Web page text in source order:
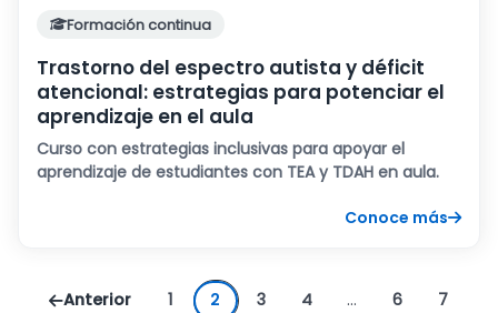
Formación continua
Trastorno del espectro autista y déficit
atencional: estrategias para potenciar el
aprendizaje en el aula
Curso con estrategias inclusivas para apoyar el
aprendizaje de estudiantes con TEA y TDAH en aula.
Conoce más
Anterior 1 2 3 4 … 6
7